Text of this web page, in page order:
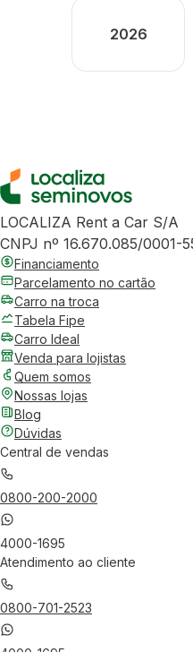
2026
LOCALIZA Rent a Car S/A
CNPJ nº 16.670.085/0001-
Financiamento
Parcelamento no cartão
Carro na troca
Tabela Fipe
Carro Ideal
Venda para lojistas
Quem somos
Nossas lojas
Blog
Dúvidas
Central de vendas
0800-200-2000
4000-1695
Atendimento ao cliente
0800-701-2523